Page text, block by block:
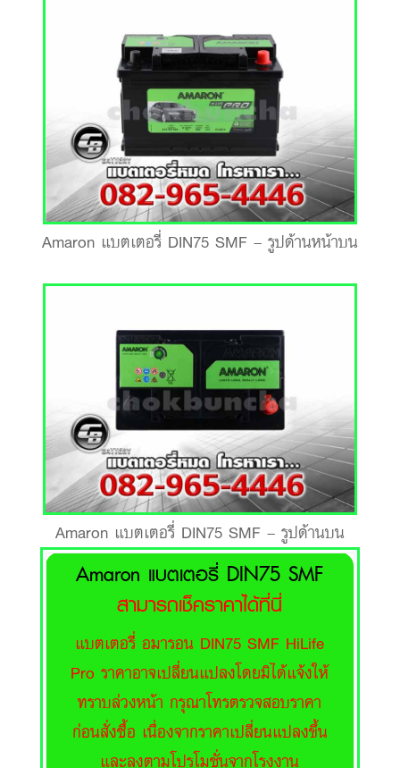
Amaron แบตเตอรี่ DIN75 SMF – รูปด้านหน้าบน
Amaron แบตเตอรี่ DIN75 SMF – รูปด้านบน
Amaron แบตเตอรี่ DIN75 SMF
สามารถเช็คราคาได้ที่นี่
แบตเตอรี่ อมารอน DIN75 SMF HiLife
Pro ราคาอาจเปลี่ยนแปลงโดยมิได้แจ้งให้
ทราบล่วงหน้า กรุณาโทรตรวจสอบราคา
ก่อนสั่งซื้อ เนื่องจากราคาเปลี่ยนแปลงขึ้น
และลงตามโปรโมชั่นจากโรงงาน